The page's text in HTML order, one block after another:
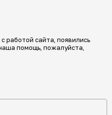
работой сайта, появились
помощь, пожалуйста,